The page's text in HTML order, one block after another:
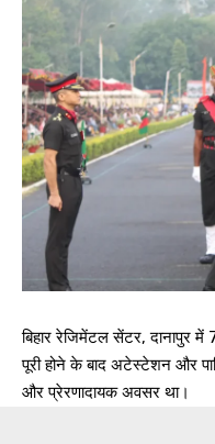
बिहार रेजिमेंटल सेंटर, दानापुर में
पूरी होने के बाद अटेस्टेशन और
और प्रेरणादायक अवसर था।